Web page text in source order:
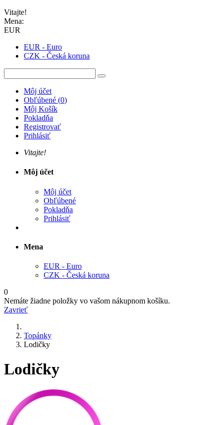
Vitajte!
Mena:
EUR
EUR - Euro
CZK - Česká koruna
Môj účet
Obľúbené (0)
Môj Košík
Pokladňa
Registrovať
Prihlásiť
Vitajte!
Môj účet
Môj účet
Obľúbené
Pokladňa
Prihlásiť
Mena
EUR - Euro
CZK - Česká koruna
0
Nemáte žiadne položky vo vašom nákupnom košíku.
Zavrieť
Topánky
Lodičky
Lodičky